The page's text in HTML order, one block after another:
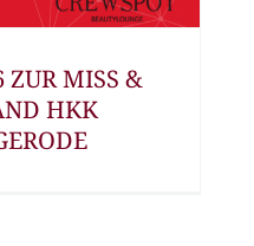
ZUR MISS &
HKK